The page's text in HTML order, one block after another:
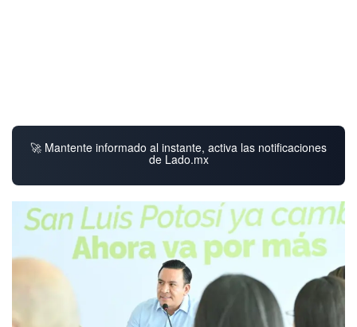
🚀 Mantente informado al instante, activa las notificaciones
de Lado.mx